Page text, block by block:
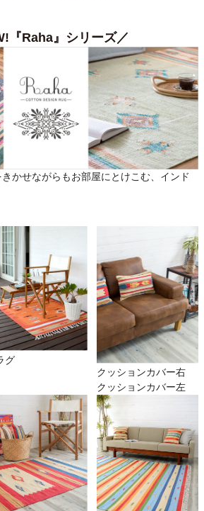
『Raha』シリーズ／
かせながらもお部屋にとけこむ、インド
グ
クッションカバー右
クッションカバー左